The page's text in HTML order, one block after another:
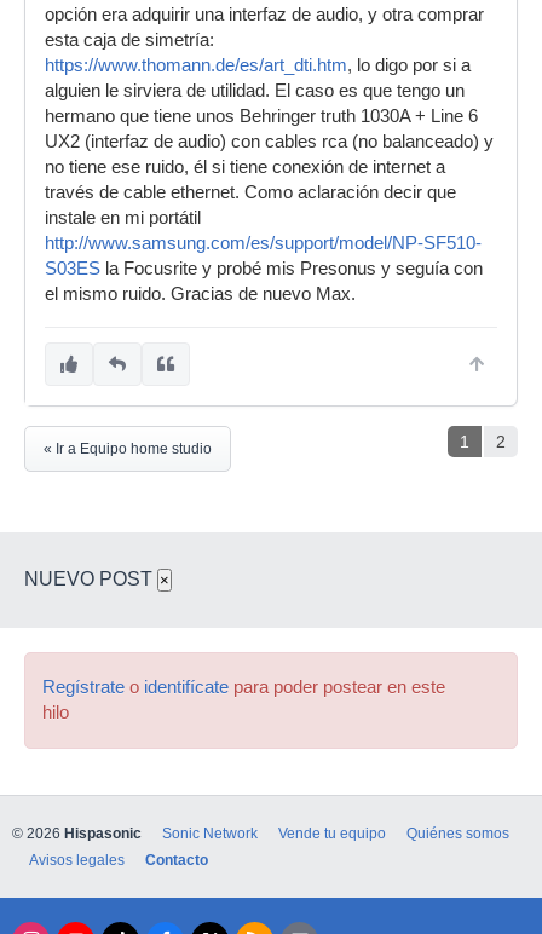
opción era adquirir una interfaz de audio, y otra comprar
esta caja de simetría:
https://www.thomann.de/es/art_dti.htm, lo digo por si a
alguien le sirviera de utilidad. El caso es que tengo un
hermano que tiene unos Behringer truth 1030A + Line 6
UX2 (interfaz de audio) con cables rca (no balanceado) y
no tiene ese ruido, él si tiene conexión de internet a
través de cable ethernet. Como aclaración decir que
instale en mi portátil
http://www.samsung.com/es/support/model/NP-SF510-
S03ES la Focusrite y probé mis Presonus y seguía con
el mismo ruido. Gracias de nuevo Max.
1 2
« Ir a Equipo home studio
NUEVO POST ×
Regístrate o identifícate para poder postear en este
hilo
© 2026 Hispasonic Sonic Network Vende tu equipo
Quiénes somos
Avisos legales
Contacto